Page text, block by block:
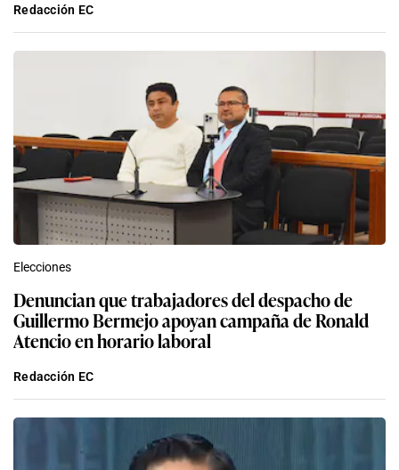
Redacción EC
Elecciones
Denuncian que trabajadores del despacho de
Guillermo Bermejo apoyan campaña de Ronald
Atencio en horario laboral
Redacción EC